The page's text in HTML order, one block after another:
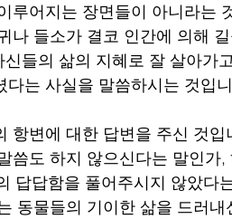
루어지는 장면들이 아니라는
나 들소가 결코 인간에 의해
들의 삶의 지혜로 잘 살아가
다는 사실을 말씀하시는 것입
항변에 대한 답변을 주신 것
씀도 하지 않으신다는 말인가
답답함을 풀어주시지 않았다
동물들의 기이한 삶을 드러